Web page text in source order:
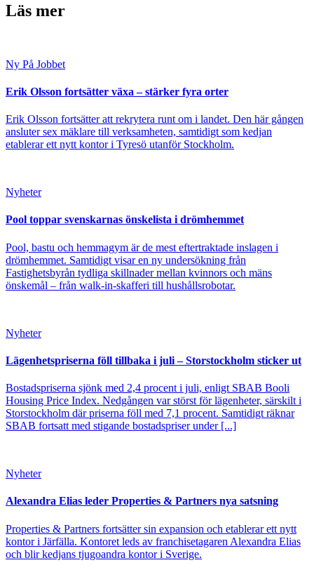
Läs mer
Ny På Jobbet
Erik Olsson fortsätter växa – stärker fyra orter
Erik Olsson fortsätter att rekrytera runt om i landet. Den här gången
ansluter sex mäklare till verksamheten, samtidigt som kedjan
etablerar ett nytt kontor i Tyresö utanför Stockholm.
Nyheter
Pool toppar svenskarnas önskelista i drömhemmet
Pool, bastu och hemmagym är de mest eftertraktade inslagen i
drömhemmet. Samtidigt visar en ny undersökning från
Fastighetsbyrån tydliga skillnader mellan kvinnors och mäns
önskemål – från walk-in-skafferi till hushållsrobotar.
Nyheter
Lägenhetspriserna föll tillbaka i juli – Storstockholm sticker ut
Bostadspriserna sjönk med 2,4 procent i juli, enligt SBAB Booli
Housing Price Index. Nedgången var störst för lägenheter, särskilt i
Storstockholm där priserna föll med 7,1 procent. Samtidigt räknar
SBAB fortsatt med stigande bostadspriser under [...]
Nyheter
Alexandra Elias leder Properties & Partners nya satsning
Properties & Partners fortsätter sin expansion och etablerar ett nytt
kontor i Järfälla. Kontoret leds av franchisetagaren Alexandra Elias
och blir kedjans tjugoandra kontor i Sverige.